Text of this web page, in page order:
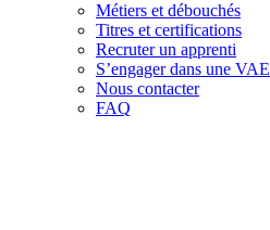
Métiers et débouchés
Titres et certifications
Recruter un apprenti
S’engager dans une VAE
Nous contacter
FAQ